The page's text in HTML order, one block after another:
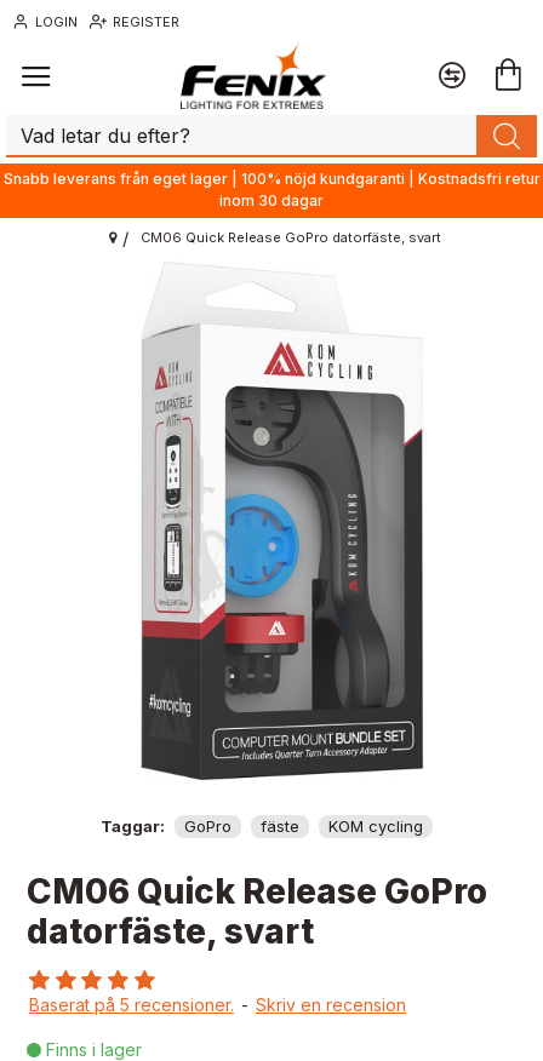
LOGIN REGISTER
Snabb leverans från eget lager | 100% nöjd kundgaranti | Kostnadsfri retur
inom 30 dagar
CM06 Quick Release GoPro datorfäste, svart
Taggar: GoPro fäste KOM cycling
CM06 Quick Release GoPro
datorfäste, svart
Baserat på 5 recensioner. - Skriv en recension
 Finns i lager